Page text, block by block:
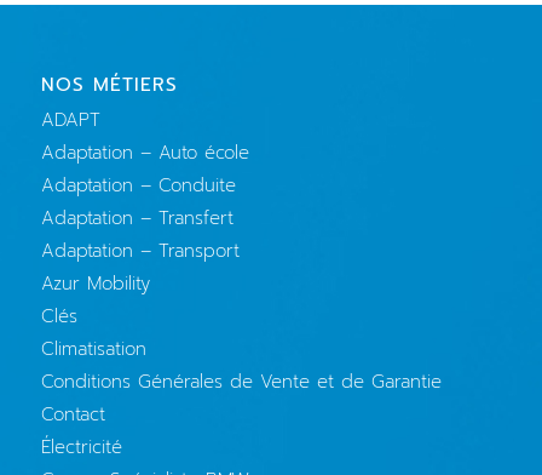
NOS MÉTIERS
ADAPT
Adaptation – Auto école
Adaptation – Conduite
Adaptation – Transfert
Adaptation – Transport
Azur Mobility
Clés
Climatisation
Conditions Générales de Vente et de Garantie
Contact
Électricité